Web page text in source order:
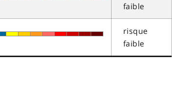
faible
risque
faible